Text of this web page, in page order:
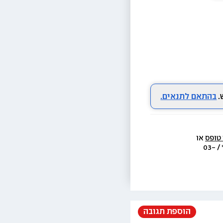
בהתאם לתנאים.
טופס
  או בת.ד 438 ראשון לציון או בטל׳  3733* / 03-
הוספת תגובה